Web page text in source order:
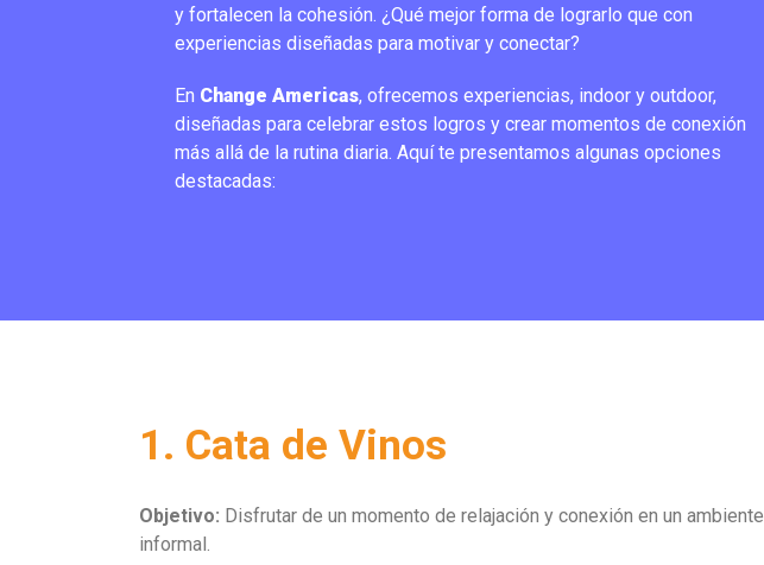
y fortalecen la cohesión. ¿Qué mejor forma de lograrlo que con
experiencias diseñadas para motivar y conectar?
En Change Americas, ofrecemos experiencias, indoor y outdoor,
diseñadas para celebrar estos logros y crear momentos de conexión
más allá de la rutina diaria. Aquí te presentamos algunas opciones
destacadas:
1. Cata de Vinos
Objetivo: Disfrutar de un momento de relajación y conexión en un ambiente
informal.